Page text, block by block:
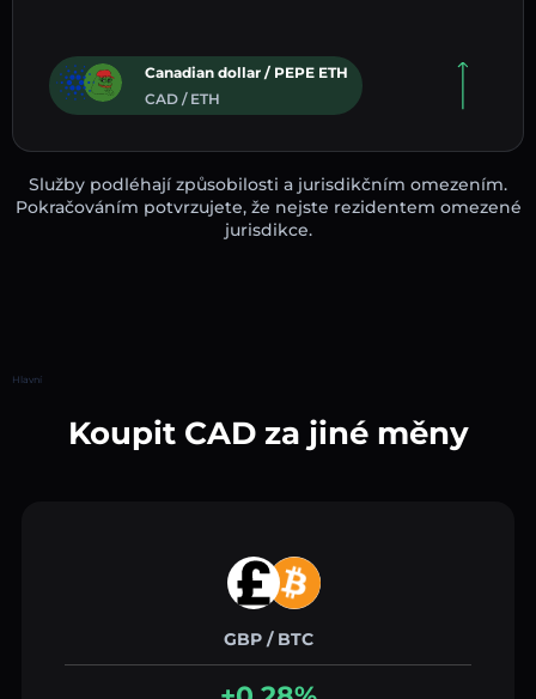
Canadian dollar / PEPE ETH
CAD / ETH
Služby podléhají způsobilosti a jurisdikčním omezením.
Pokračováním potvrzujete, že nejste rezidentem omezené
jurisdikce.
Hlavní
Koupit CAD za jiné měny
GBP / BTC